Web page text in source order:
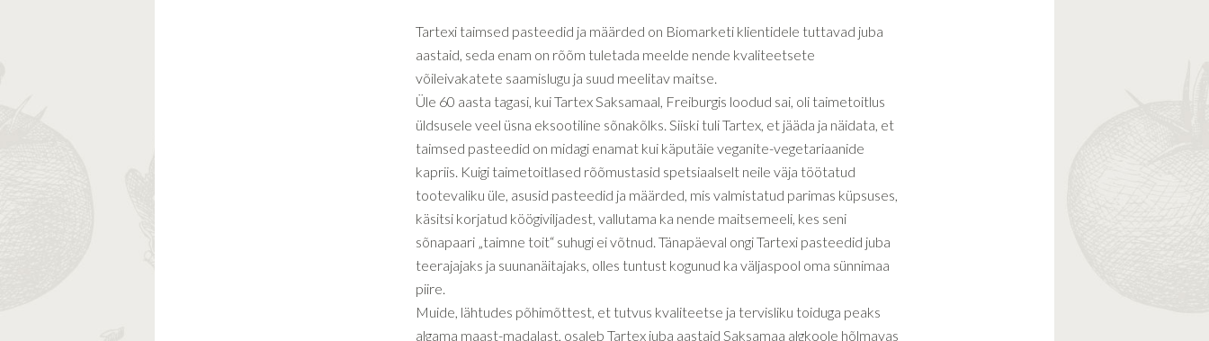
Tartexi taimsed pasteedid ja määrded on Biomarketi klientidele tuttavad juba
aastaid, seda enam on rõõm tuletada meelde nende kvaliteetsete
võileivakatete saamislugu ja suud meelitav maitse.
Üle 60 aasta tagasi, kui Tartex Saksamaal, Freiburgis loodud sai, oli taimetoitlus
üldsusele veel üsna eksootiline sõnakõlks. Siiski tuli Tartex, et jääda ja näidata, et
taimsed pasteedid on midagi enamat kui käputäie veganite-vegetariaanide
kapriis. Kuigi taimetoitlased rõõmustasid spetsiaalselt neile väja töötatud
tootevaliku üle, asusid pasteedid ja määrded, mis valmistatud parimas küpsuses,
käsitsi korjatud köögiviljadest, vallutama ka nende maitsemeeli, kes seni
sõnapaari „taimne toit“ suhugi ei võtnud. Tänapäeval ongi Tartexi pasteedid juba
teerajajaks ja suunanäitajaks, olles tuntust kogunud ka väljaspool oma sünnimaa
piire.
Muide, lähtudes põhimõttest, et tutvus kvaliteetse ja tervisliku toiduga peaks
algama maast-madalast, osaleb Tartex juba aastaid Saksamaa algkoole hõlmavas